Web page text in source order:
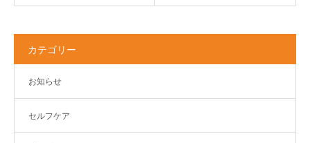
カテゴリー
お知らせ
セルフケア